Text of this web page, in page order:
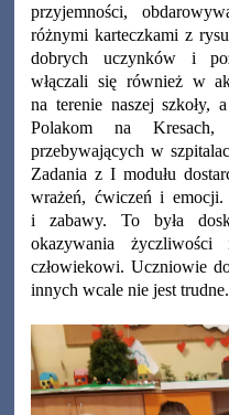
przyjemności,
różnymi karteczkami z
dobrych uczynków i
włączali się również w
na terenie naszej szkoły,
Polakom na
przebywających w
Zadania z I modułu
wrażeń, ćwiczeń i
i zabawy. To była
okazywania
człowiekowi. Uczniowie
innych wcale nie jest trudne.